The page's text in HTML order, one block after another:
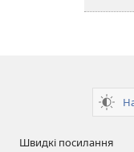
Швидкі посилання